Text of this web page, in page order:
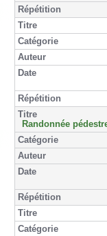
Randonnée